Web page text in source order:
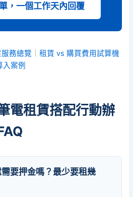
，一個工作天內回覆
務總覽 ｜租賃 vs 購買費用試算機
入案例
電租賃搭配行動辦
要押金嗎？最少要租幾